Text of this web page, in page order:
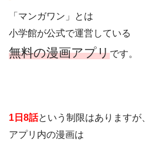
「マンガワン」とは
小学館が公式で運営している
無料の漫画アプリです。
1日8話という制限はありますが、
アプリ内の漫画は